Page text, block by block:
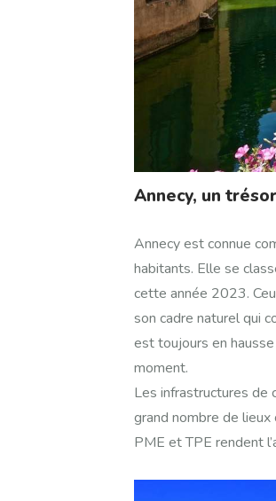
Annecy, un
Annecy est connue
habitants. Elle se
cette année 2023.
son cadre naturel qui
est toujours en
moment.
Les infrastructures de
grand nombre de
PME et TPE rendent